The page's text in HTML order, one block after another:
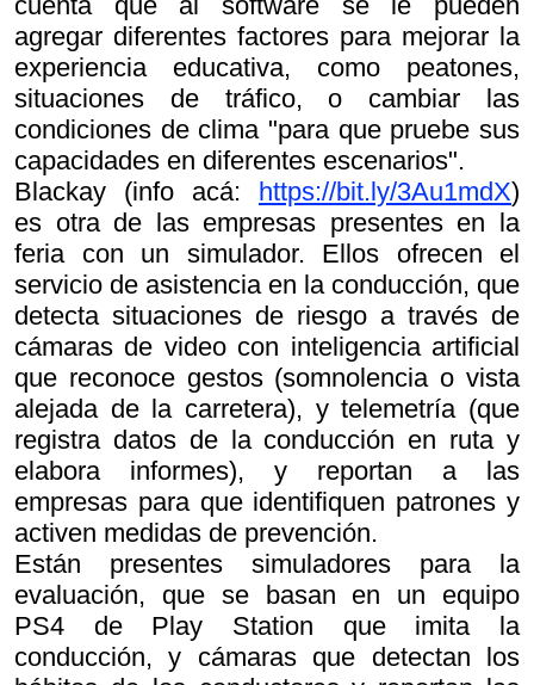
agregar diferentes factores para mejorar la
experiencia educativa, como peatones,
situaciones de tráfico, o cambiar las
condiciones de clima "para que pruebe sus
capacidades en diferentes escenarios".
Blackay (info acá:
https://bit.ly/3Au1mdX)
es otra de las empresas presentes en la
feria con un simulador. Ellos ofrecen el
servicio de asistencia en la conducción, que
detecta situaciones de riesgo a través de
cámaras de video con inteligencia artificial
que reconoce gestos (somnolencia o vista
alejada de la carretera), y telemetría (que
registra datos de la conducción en ruta y
elabora informes), y reportan a las
empresas para que identifiquen patrones y
activen medidas de prevención.
Están presentes simuladores para la
evaluación, que se basan en un equipo
PS4 de Play Station que imita la
conducción, y cámaras que detectan los